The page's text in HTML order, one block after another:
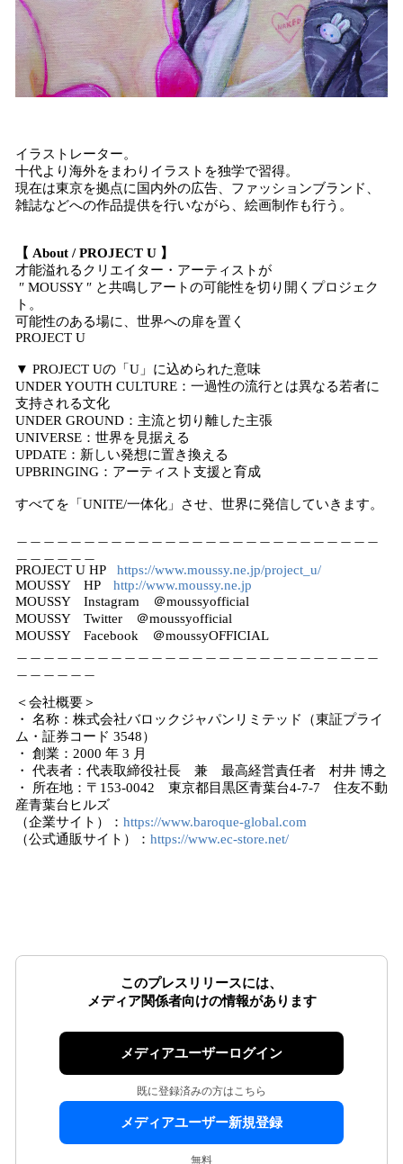
イラストレーター。
十代より海外をまわりイラストを独学で習得。
現在は東京を拠点に国内外の広告、ファッションブランド、
雑誌などへの作品提供を行いながら、絵画制作も行う。
【 About / PROJECT U 】
才能溢れるクリエイター・アーティストが
″ MOUSSY ″ と共鳴しアートの可能性を切り開くプロジェク
ト。
可能性のある場に、世界への扉を置く
PROJECT U
▼ PROJECT Uの「U」に込められた意味
UNDER YOUTH CULTURE：一過性の流行とは異なる若者に
支持される文化
UNDER GROUND：主流と切り離した主張
UNIVERSE：世界を見据える
UPDATE：新しい発想に置き換える
UPBRINGING：アーティスト支援と育成
すべてを「UNITE/一体化」させ、世界に発信していきます。
PROJECT U HP https://www.moussy.ne.jp/project_u/
MOUSSY HP http://www.moussy.ne.jp
MOUSSY Instagram ＠moussyofficial
MOUSSY Twitter ＠moussyofficial
MOUSSY Facebook ＠moussyOFFICIAL
＜会社概要＞
・ 名称：株式会社バロックジャパンリミテッド（東証プライ
ム・証券コード 3548）
・ 創業：2000 年 3 月
・ 代表者：代表取締役社長 兼 最高経営責任者 村井 博之
・ 所在地：〒153-0042 東京都目黒区青葉台4-7-7 住友不動
産青葉台ヒルズ
（企業サイト）： https://www.baroque-global.com
（公式通販サイト）： https://www.ec-store.net/
このプレスリリースには、
メディア関係者向けの情報があります
メディアユーザーログイン
既に登録済みの方はこちら
メディアユーザー新規登録
無料